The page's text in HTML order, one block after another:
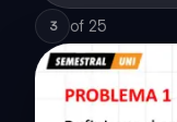
3 of 25